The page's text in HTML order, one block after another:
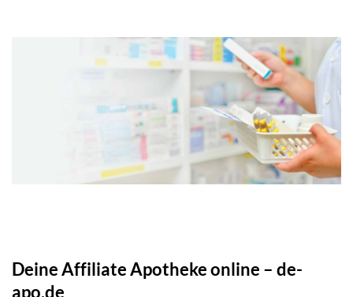
Deine Affiliate Apotheke online – de-
apo.de